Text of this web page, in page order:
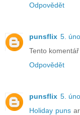
Odpovědět
punsflix 5.
Tento
Odpovědět
punsflix 5.
Holiday puns